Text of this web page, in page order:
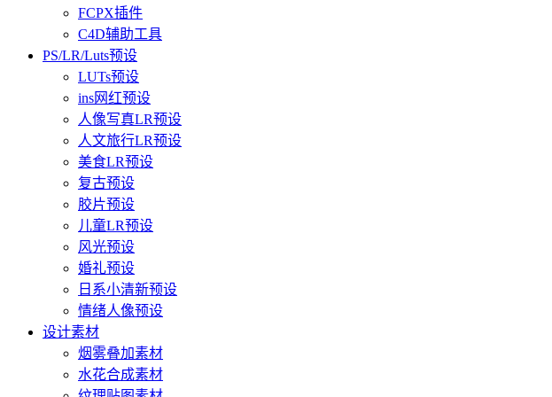
FCPX插件
C4D辅助工具
PS/LR/Luts预设
LUTs预设
ins网红预设
人像写真LR预设
人文旅行LR预设
美食LR预设
复古预设
胶片预设
儿童LR预设
风光预设
婚礼预设
日系小清新预设
情绪人像预设
设计素材
烟雾叠加素材
水花合成素材